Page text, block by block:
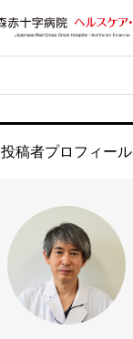
投稿者プロフィール